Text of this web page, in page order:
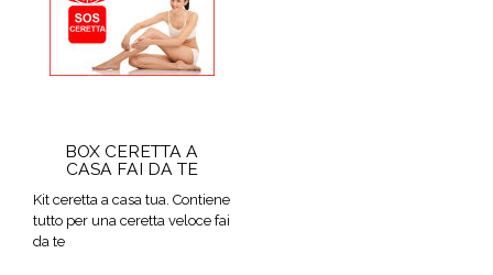
BOX CERETTA A
CASA FAI DA TE
Kit ceretta a casa tua. Contiene
tutto per una ceretta veloce fai
da te